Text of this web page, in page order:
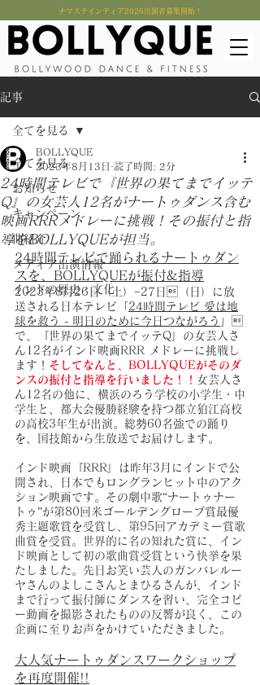
​ナマステインディア2026出演者募集開始！
記事
全てを見る
お知らせ
キャンペーン
曲紹介
メディア出演情報
インドの歴史・文化
全てを見る
24時間テレビで『世界の果てまでイッテ
Q』の女芸人12名がナートゥダンス含む
映画RRRメドレーに挑戦！その振付と指
導をBOLLYQUEが担当。
BOLLYQUE
2023年8月13日
読了時間: 2分
24時間テレビで踊られるナートゥダン
スを、BOLLYQUEが振付&指導
2023年8月26日（土）−27日（日）に放
送される日本テレビ「 24時間テレビ 愛は地
球を救う - 明日のために今日つながろう 」
で、『世界の果てまでイッテQ』の女芸人さ
ん12名がインド映画RRR メドレーに挑戦し
ます！ そしてなんと、BOLLYQUEがそのダ
ンスの振付と指導を行いました！！ 女芸人さ
ん12名の他に、横浜のろう学校の小学生・中
学生と、都大会優勝経験を持つ都立狛江高校
の高校3年生が出演。総勢60名強での踊り
を、国技館から生放送でお届けします。
インド映画『RRR』は昨年3月にインドで公
開され、日本でもロングランヒット中のアク
ション映画です。その劇中歌“ナートゥナー
トゥ”が第80回米ゴールデングローブ賞最優
秀主題歌賞を受賞し、 第95回アカデミー賞歌
曲賞を受賞。世界的に名の知れた賞に、イン
ド映画として初の歌曲賞受賞という快挙を果
たしました。先日お笑い芸人のガンバレルー
ヤさんのよしこさんとまひるさんが、インド
まで行って振付師にダンスを習い、完全コピ
ー動画を撮影されたものの反響が良く、この
企画に至りお声をかけていただきました。
大人気ナートゥダンスワークショップ
を再度開催!!